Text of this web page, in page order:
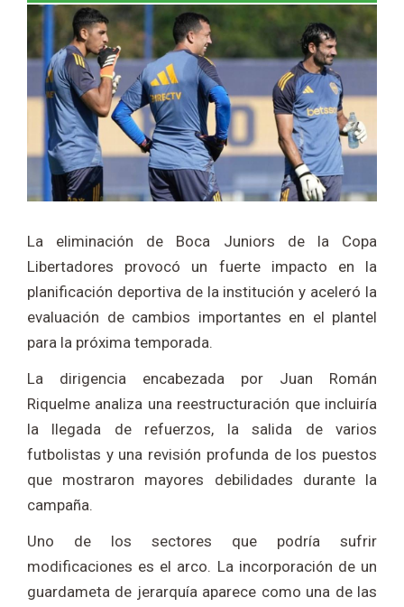
La eliminación de Boca Juniors de la Copa
Libertadores provocó un fuerte impacto en la
planificación deportiva de la institución y aceleró la
evaluación de cambios importantes en el plantel
para la próxima temporada.
La dirigencia encabezada por Juan Román
Riquelme analiza una reestructuración que incluiría
la llegada de refuerzos, la salida de varios
futbolistas y una revisión profunda de los puestos
que mostraron mayores debilidades durante la
campaña.
Uno de los sectores que podría sufrir
modificaciones es el arco. La incorporación de un
guardameta de jerarquía aparece como una de las